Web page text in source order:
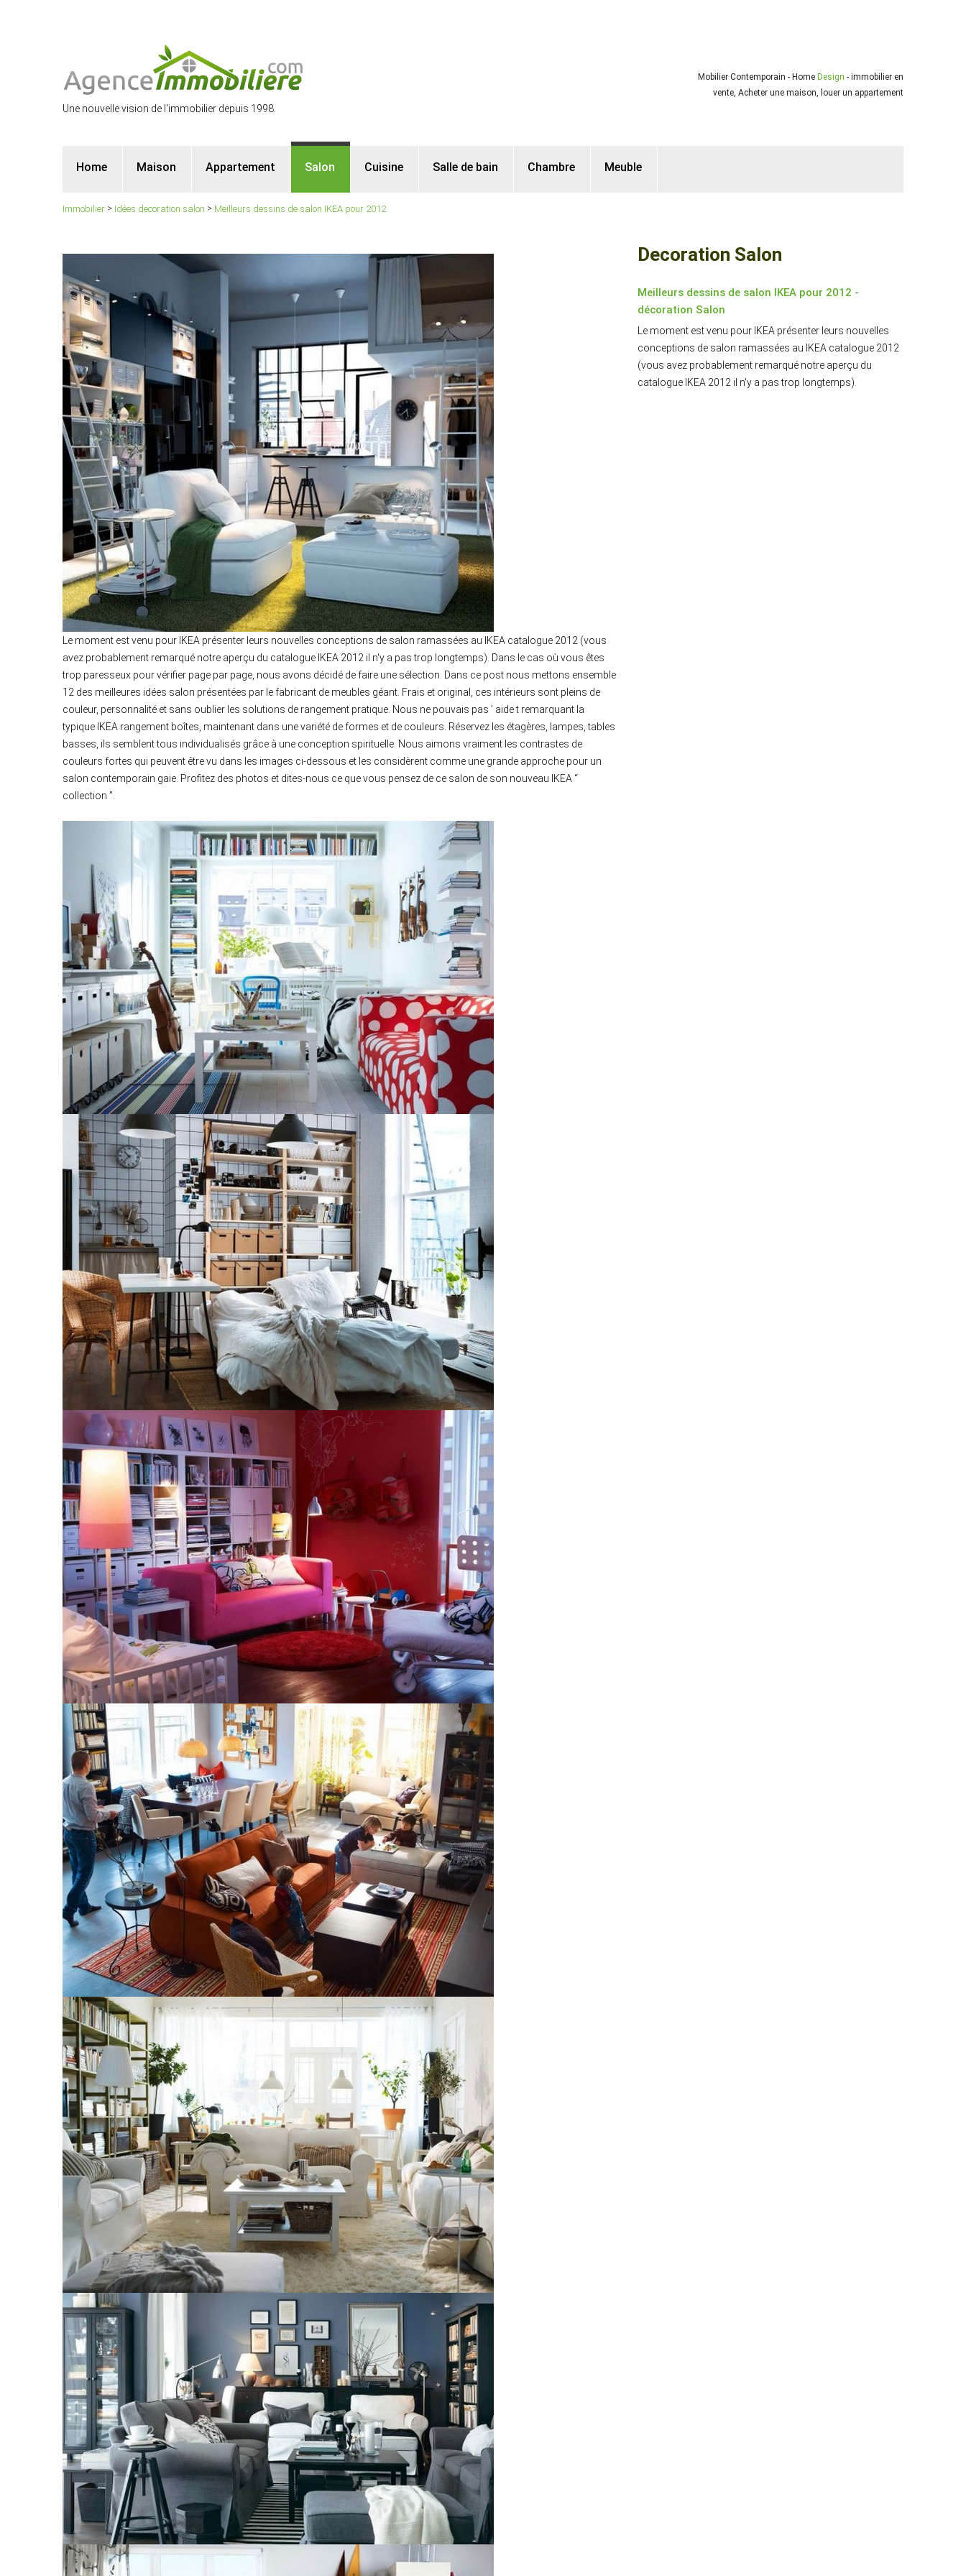
Une nouvelle vision de l'immobilier depuis 1998.
Mobilier Contemporain - Home Design - immobilier en
vente, Acheter une maison, louer un appartement
Home Maison Appartement Salon Cuisine Salle de bain Chambre Meuble
Immobilier > Idées decoration salon > Meilleurs dessins de salon IKEA pour 2012
Le moment est venu pour IKEA présenter leurs nouvelles conceptions de salon ramassées au IKEA catalogue 2012 (vous
avez probablement remarqué notre aperçu du catalogue IKEA 2012 il n'y a pas trop longtemps). Dans le cas où vous êtes
trop paresseux pour vérifier page par page, nous avons décidé de faire une sélection. Dans ce post nous mettons ensemble
12 des meilleures idées salon présentées par le fabricant de meubles géant. Frais et original, ces intérieurs sont pleins de
couleur, personnalité et sans oublier les solutions de rangement pratique. Nous ne pouvais pas ’ aide t remarquant la
typique IKEA rangement boîtes, maintenant dans une variété de formes et de couleurs. Réservez les étagères, lampes, tables
basses, ils semblent tous individualisés grâce à une conception spirituelle. Nous aimons vraiment les contrastes de
couleurs fortes qui peuvent être vu dans les images ci-dessous et les considèrent comme une grande approche pour un
salon contemporain gaie. Profitez des photos et dites-nous ce que vous pensez de ce salon de son nouveau IKEA “
collection ”.
Decoration Salon
Meilleurs dessins de salon IKEA pour 2012 -
décoration Salon
Le moment est venu pour IKEA présenter leurs nouvelles
conceptions de salon ramassées au IKEA catalogue 2012
(vous avez probablement remarqué notre aperçu du
catalogue IKEA 2012 il n'y a pas trop longtemps).